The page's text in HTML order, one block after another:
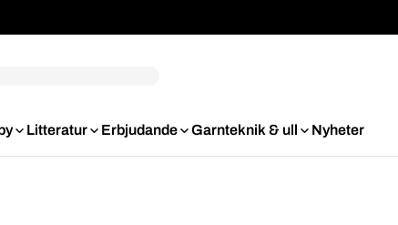
Litteratur Erbjudande Garnteknik & ull Nyheter